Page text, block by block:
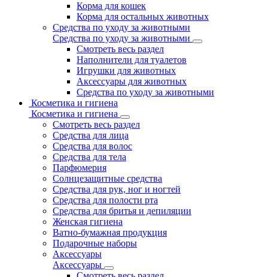
Корма для кошек
Корма для остальных животных
Средства по уходу за животными
Средства по уходу за животными
Смотреть весь раздел
Наполнители для туалетов
Игрушки для животных
Аксессуары для животных
Средства по уходу за животными
Косметика и гигиена
Косметика и гигиена
Смотреть весь раздел
Средства для лица
Средства для волос
Средства для тела
Парфюмерия
Солнцезащитные средства
Средства для рук, ног и ногтей
Средства для полости рта
Средства для бритья и депиляции
Женская гигиена
Ватно-бумажная продукция
Подарочные наборы
Аксессуары
Аксессуары